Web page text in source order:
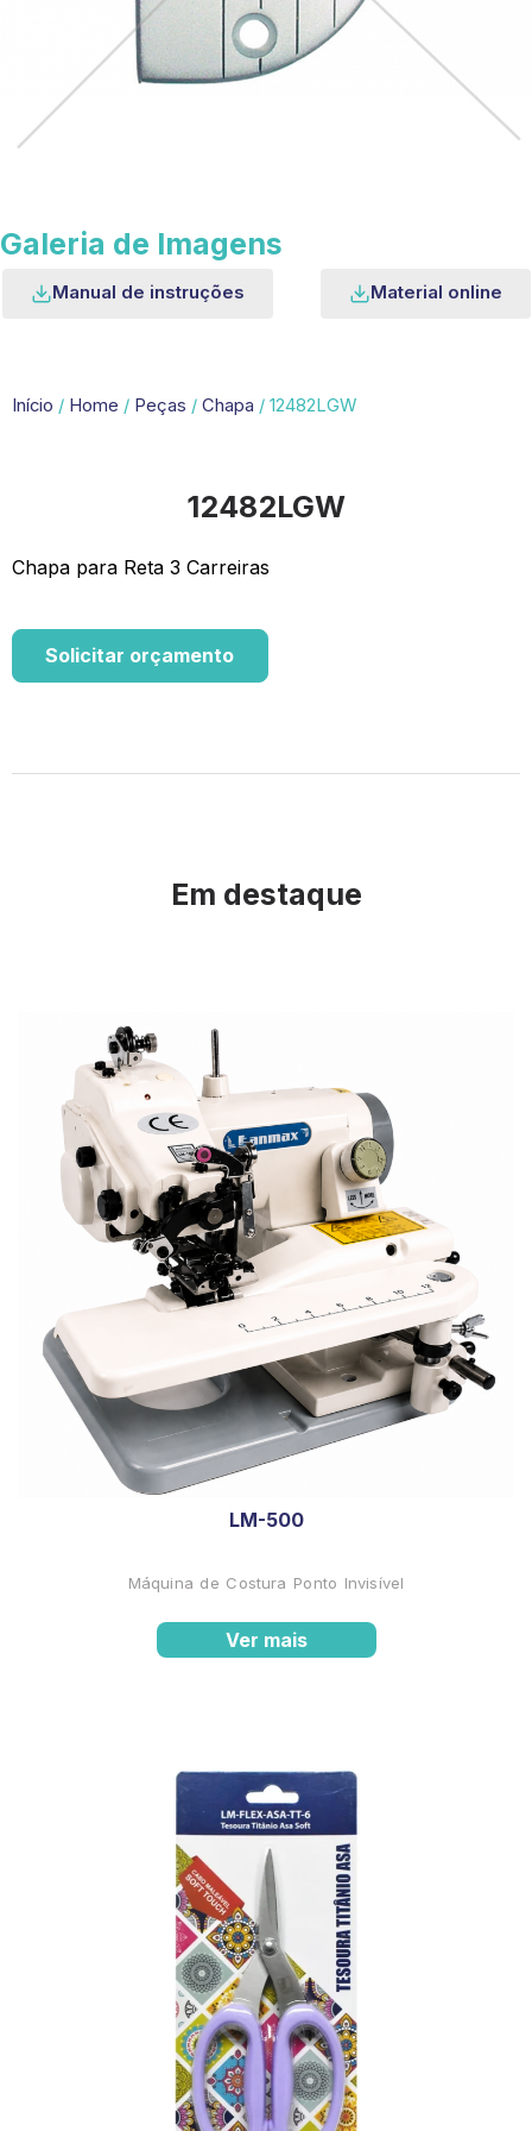
Galeria de Imagens
Manual de instruções Material online
Início / Home / Peças / Chapa / 12482LGW
12482LGW
Chapa para Reta 3 Carreiras
Solicitar orçamento
Em destaque
LM-500
Máquina de Costura Ponto Invisível
Ver mais